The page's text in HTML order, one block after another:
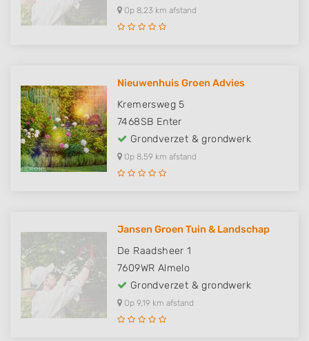
Op 8,23 km afstand
Nieuwenhuis Groen Advies
Kremersweg 5
7468SB Enter
Grondverzet & grondwerk
Op 8,59 km afstand
Jansen Groen Tuin & Landschap
De Raadsheer 1
7609WR Almelo
Grondverzet & grondwerk
Op 9,19 km afstand